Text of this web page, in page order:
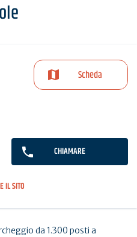
Scheda
CHIAMARE
IL SITO
da 1.300 posti a